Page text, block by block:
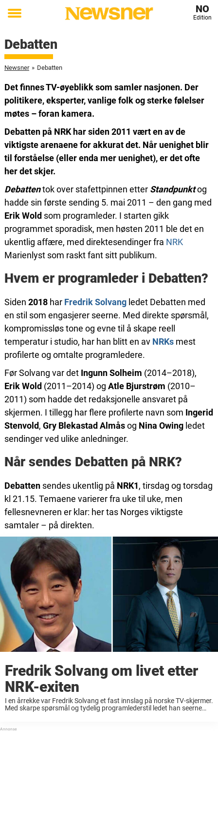
Toggle
NO
Edition
Debatten
Newsner » Debatten
Det finnes TV-øyeblikk som samler nasjonen. Der
politikere, eksperter, vanlige folk og sterke følelser
møtes – foran kamera.
Debatten på NRK har siden 2011 vært en av de
viktigste arenaene for akkurat det. Når uenighet blir
til forståelse (eller enda mer uenighet), er det ofte
her det skjer.
Debattentok over stafettpinnen etter Standpunktog
hadde sin første sending 5. mai 2011 – den gang med
Erik Wold som programleder. I starten gikk
programmet sporadisk, men høsten 2011 ble det en
ukentlig affære, med direktesendinger fra NRK
Marienlyst som raskt fant sitt publikum.
Hvem er programleder i Debatten?
Siden 2018har Fredrik Solvang ledet Debatten med
en stil som engasjerer seerne. Med direkte spørsmål,
kompromissløs tone og evne til å skape reell
temperatur i studio, har han blitt en av NRKsmest
profilerte og omtalte programledere.
Før Solvang var det Ingunn Solheim (2014–2018),
Erik Wold (2011–2014) og Atle Bjurstrøm (2010–
2011) som hadde det redaksjonelle ansvaret på
skjermen. I tillegg har flere profilerte navn som Ingerid
Stenvold, Gry Blekastad Almåsog Nina Owingledet
sendinger ved ulike anledninger.
Når sendes Debatten på NRK?
Debattensendes ukentlig på NRK1, tirsdag og torsdag
kl 21.15. Temaene varierer fra uke til uke, men
fellesnevneren er klar: her tas Norges viktigste
samtaler – på direkten.
Fredrik Solvang om livet etter
NRK-exiten
I en årrekke var Fredrik Solvang et fast innslag på norske TV-skjermer.
Med skarpe spørsmål og tydelig programlederstil ledet han seerne